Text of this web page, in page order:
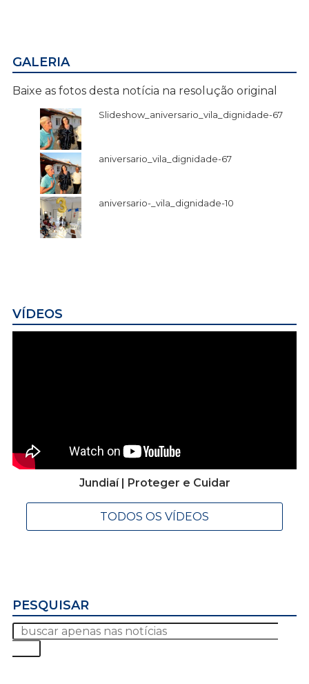
GALERIA
Baixe as fotos desta notícia na resolução original
Slideshow_aniversario_vila_dignidade-67
aniversario_vila_dignidade-67
aniversario-_vila_dignidade-10
VÍDEOS
Jundiaí | Proteger e Cuidar
TODOS OS VÍDEOS
PESQUISAR